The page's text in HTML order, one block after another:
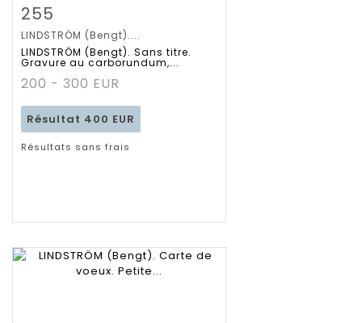
Fiche détaillée
255
LINDSTRÖM (Bengt)....
LINDSTRÖM (Bengt). Sans titre.
Gravure au carborundum,...
200 - 300 EUR
Résultat 400 EUR
Résultats sans frais